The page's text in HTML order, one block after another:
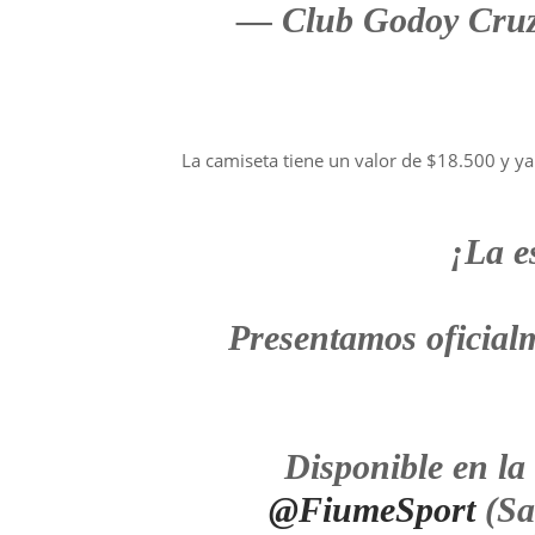
— Club Godoy
La camiseta tiene un valor de $18.500 y
¡La
Presentamos
Disponible en la
@FiumeSport